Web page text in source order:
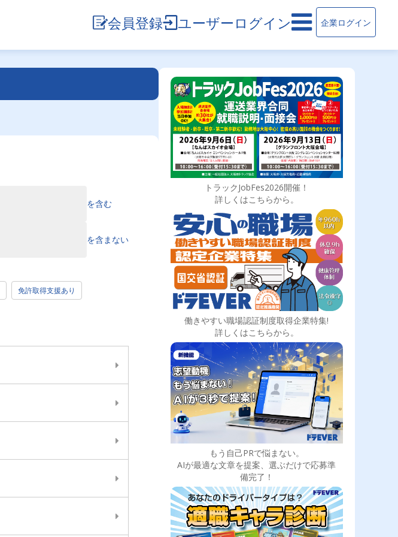
会員登録 ユーザーログイン 企業ログイン
を含む
を含まない
免許取得支援あり
トラックJobFes2026開催！
詳しくはこちらから。
働きやすい職場認証制度取得企業特集!
詳しくはこちらから。
もう自己PRで悩まない。
AIが最適な文章を提案、選ぶだけで応募準
備完了！